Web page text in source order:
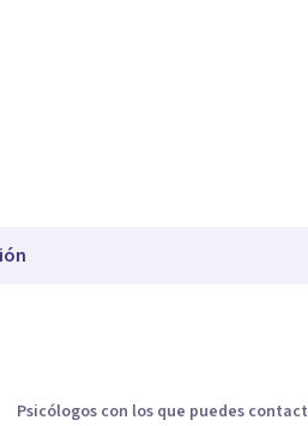
Psicólogos con los que puedes